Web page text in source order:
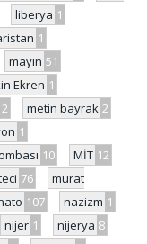
liberya 1
1
mayın 51
Ekren 1
2 metin bayrak 2
1
10 MİT 12
76
murat
107 nazizm 1
nijer 1 nijerya 8